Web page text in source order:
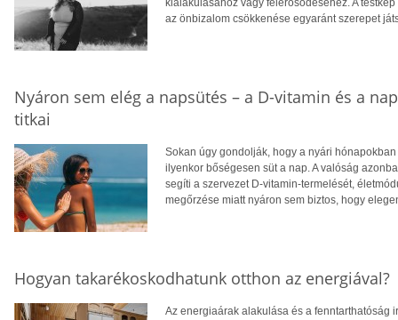
kialakulásához vagy felerősödéséhez. A
az önbizalom csökkenése egyaránt szerepet
Nyáron sem elég a napsütés – a D-vitamin és a
titkai
Sokan úgy gondolják, hogy a nyári
ilyenkor bőségesen süt a nap. A valóság
segíti a szervezet D-vitamin-termelését,
megőrzése miatt nyáron sem biztos, hogy
Hogyan takarékoskodhatunk otthon az energiával?
Az energiaárak alakulása és a fenntarthatóság